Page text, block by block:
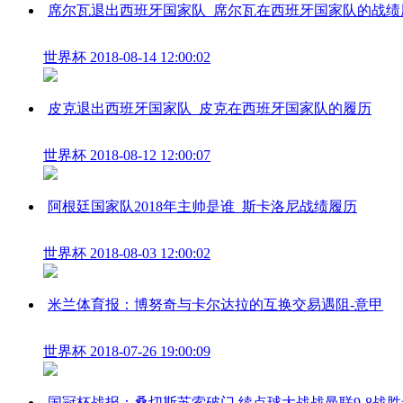
席尔瓦退出西班牙国家队_席尔瓦在西班牙国家队的战
世界杯 2018-08-14 12:00:02
皮克退出西班牙国家队_皮克在西班牙国家队的履历
世界杯 2018-08-12 12:00:07
阿根廷国家队2018年主帅是谁_斯卡洛尼战绩履历
世界杯 2018-08-03 12:00:02
米兰体育报：博努奇与卡尔达拉的互换交易遇阻-意甲
世界杯 2018-07-26 19:00:09